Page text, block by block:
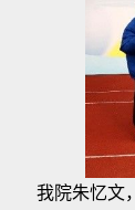
我院朱忆文